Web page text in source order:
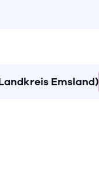
Emsland)